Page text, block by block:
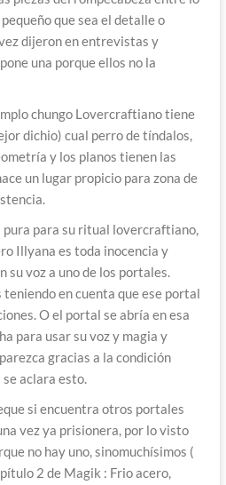
que sea el detalle o
dijeron en entrevistas y
una porque ellos no la
chungo Lovercraftiano tiene
dichio) cual perro de tíndalos,
y los planos tienen las
un lugar propicio para zona de
pura para su ritual lovercraftiano,
Illyana es toda inocencia y
su voz a uno de los portales.
teniendo en cuenta que ese portal
O el portal se abría en esa
para usar su voz y magia y
gracias a la condición
aclara esto.
si encuentra otros portales
vez ya prisionera, por lo visto
no hay uno, sinomuchísimos (
2 de Magik : Frio acero,